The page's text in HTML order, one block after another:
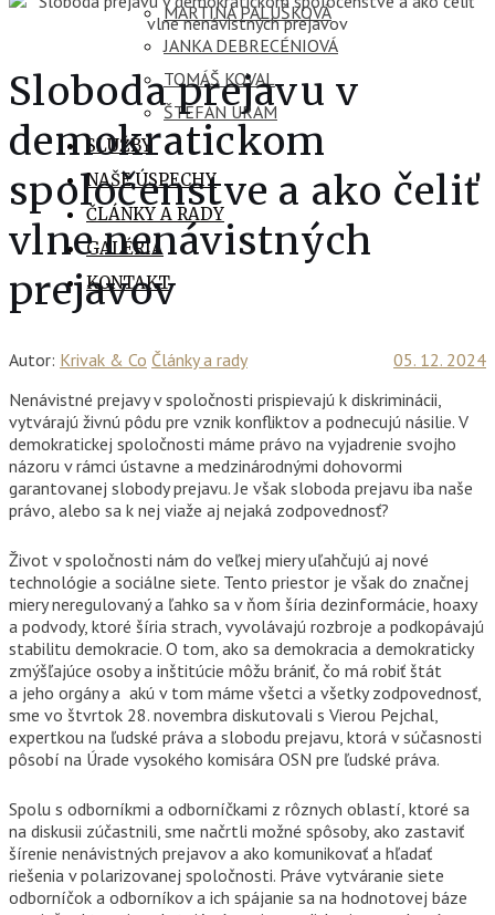
MARTINA PALUŠKOVÁ
JANKA DEBRECÉNIOVÁ
TOMÁŠ KOVAL
ŠTEFAN URAM
SLUŽBY
NAŠE ÚSPECHY
ČLÁNKY A RADY
GALÉRIA
KONTAKT
Sloboda prejavu v
demokratickom
spoločenstve a ako čeliť
vlne nenávistných
prejavov
Autor: Krivak & Co 05. 12. 2024
Články a rady
Nenávistné prejavy v spoločnosti prispievajú k diskriminácii,
vytvárajú živnú pôdu pre vznik konfliktov a podnecujú násilie. V
demokratickej spoločnosti máme právo na vyjadrenie svojho
názoru v rámci ústavne a medzinárodnými dohovormi
garantovanej slobody prejavu. Je však sloboda prejavu iba naše
právo, alebo sa k nej viaže aj nejaká zodpovednosť?
Život v spoločnosti nám do veľkej miery uľahčujú aj nové
technológie a sociálne siete. Tento priestor je však do značnej
miery neregulovaný a ľahko sa v ňom šíria dezinformácie, hoaxy
a podvody, ktoré šíria strach, vyvolávajú rozbroje a podkopávajú
stabilitu demokracie. O tom, ako sa demokracia a demokraticky
zmýšľajúce osoby a inštitúcie môžu brániť, čo má robiť štát
a jeho orgány a akú v tom máme všetci a všetky zodpovednosť,
sme vo štvrtok 28. novembra diskutovali s Vierou Pejchal,
expertkou na ľudské práva a slobodu prejavu, ktorá v súčasnosti
pôsobí na Úrade vysokého komisára OSN pre ľudské práva.
Spolu s odborníkmi a odborníčkami z rôznych oblastí, ktoré sa
na diskusii zúčastnili, sme načrtli možné spôsoby, ako zastaviť
šírenie nenávistných prejavov a ako komunikovať a hľadať
riešenia v polarizovanej spoločnosti. Práve vytváranie siete
odborníčok a odborníkov a ich spájanie sa na hodnotovej báze